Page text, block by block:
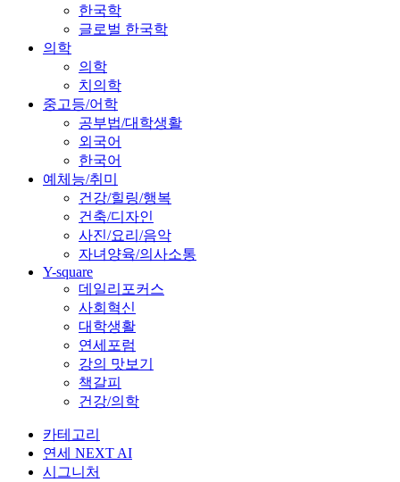
한국학
글로벌 한국학
의학
의학
치의학
중고등/어학
공부법/대학생활
외국어
한국어
예체능/취미
건강/힐링/행복
건축/디자인
사진/요리/음악
자녀양육/의사소통
Y-square
데일리포커스
사회혁신
대학생활
연세포럼
강의 맛보기
책갈피
건강/의학
카테고리
연세 NEXT AI
시그니처